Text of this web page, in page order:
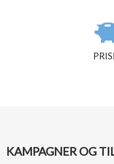
KAMPAGNER OG